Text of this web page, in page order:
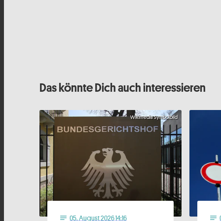
Das könnte Dich auch interessieren
Wikimedia Symbolbild
notes 05. August 2026 14:16 notes